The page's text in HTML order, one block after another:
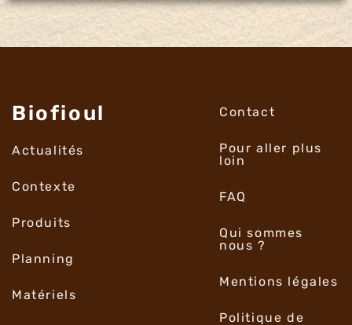
Biofioul
Actualités
Contexte
Produits
Planning
Matériels
Contact
Pour aller plus
loin
FAQ
Qui sommes
nous ?
Mentions légales
Politique de